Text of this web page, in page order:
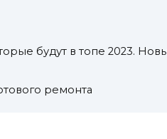
будут в топе 2023.
ремонта